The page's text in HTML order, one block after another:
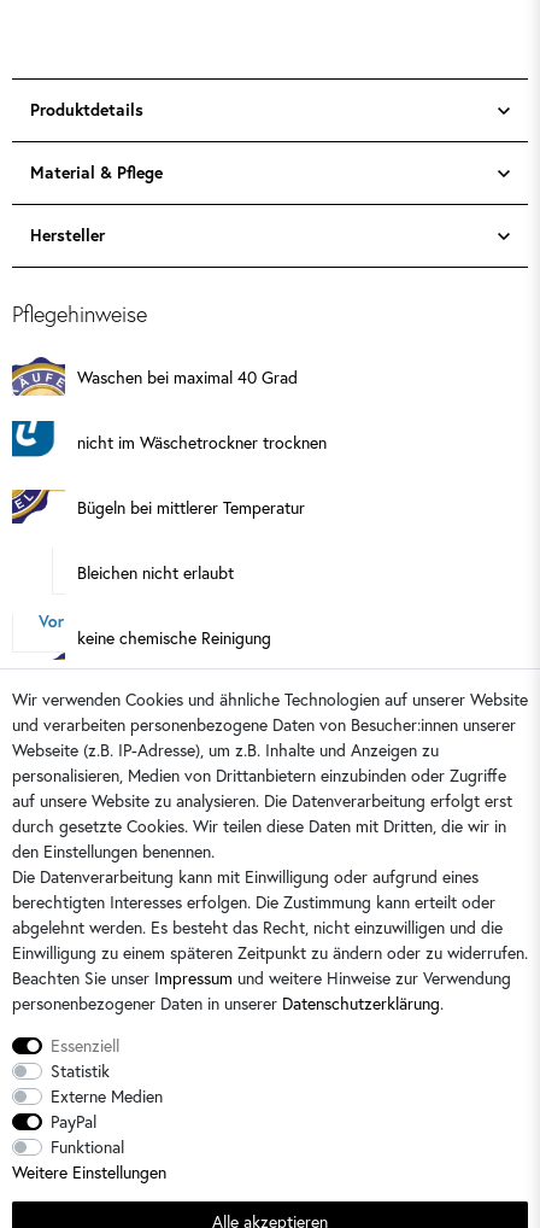
Produktdetails
Material & Pflege
Hersteller
Pflegehinweise
Waschen bei maximal 40 Grad
nicht im Wäschetrockner trocknen
Bügeln bei mittlerer Temperatur
Bleichen nicht erlaubt
keine chemische Reinigung
Artikelnummer: 4351
Marke:Name it
Größentabelle
16,99 €
inkl. MwSt.
Lieferzeit 3-5 Tage*
In den Warenkorb
Wir verwenden Cookies und ähnliche Technologien auf unserer Website
und verarbeiten personenbezogene Daten von Besucher:innen unserer
Webseite (z.B. IP-Adresse), um z.B. Inhalte und Anzeigen zu
personalisieren, Medien von Drittanbietern einzubinden oder Zugriffe
auf unsere Website zu analysieren. Die Datenverarbeitung erfolgt erst
durch gesetzte Cookies. Wir teilen diese Daten mit Dritten, die wir in
den Einstellungen benennen.
Die Datenverarbeitung kann mit Einwilligung oder aufgrund eines
berechtigten Interesses erfolgen. Die Zustimmung kann erteilt oder
abgelehnt werden. Es besteht das Recht, nicht einzuwilligen und die
Einwilligung zu einem späteren Zeitpunkt zu ändern oder zu widerrufen.
Beachten Sie unser Impressum und weitere Hinweise zur Verwendung
personenbezogener Daten in unserer Daten­schutz­erklärung.
Essenziell
Statistik
Externe Medien
PayPal
Funktional
Weitere Einstellungen
Alle akzeptieren